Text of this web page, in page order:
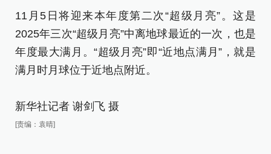
11月5日将迎来本年度第二次“超级月亮”。这是
2025年三次“超级月亮”中离地球最近的一次，也是
年度最大满月。“超级月亮”即“近地点满月”，就是
满月时月球位于近地点附近。
新华社记者 谢剑飞 摄
[责编：袁晴]